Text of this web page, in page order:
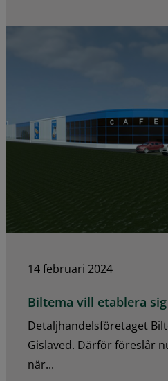
14 februari 2024
Biltema vill etablera
Detaljhandelsföretaget
Gislaved. Därför föreslår
när...